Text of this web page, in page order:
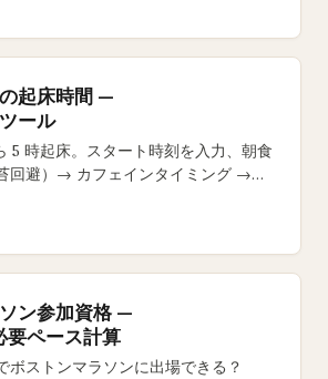
ット戦略やサイズ選択も自在。
起床時間 —
ール
5 時起床。スタート時刻を入力、朝食
回避）→ カフェインタイミング →
ン参加資格 —
要ペース計算
ボストンマラソンに出場できる？